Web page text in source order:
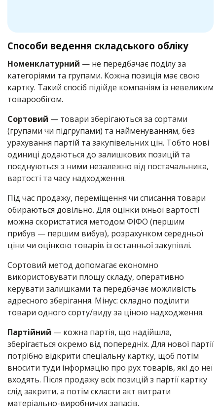
Способи ведення складського обліку
Номенклатурний — не передбачає поділу за
категоріями та групами. Кожна позиція має свою
картку. Такий спосіб підійде компаніям із невеликим
товарообігом.
Сортовий — товари зберігаються за сортами
(групами чи підгрупами) та найменуванням, без
урахування партій та закупівельних цін. Тобто нові
одиниці додаються до залишкових позицій та
поєднуються з ними незалежно від постачальника,
вартості та часу надходження.
Під час продажу, переміщення чи списання товари
обираються довільно. Для оцінки їхньої вартості
можна скористатися методом ФІФО (першим
прибув — першим вибув), розрахунком середньої
ціни чи оцінкою товарів із останньої закупівлі.
Сортовий метод допомагає економно
використовувати площу складу, оперативно
керувати залишками та передбачає можливість
адресного зберігання. Мінус: складно поділити
товари одного сорту/виду за ціною надходження.
Партійний — кожна партія, що надійшла,
зберігається окремо від попередніх. Для нової партії
потрібно відкрити спеціальну картку, щоб потім
вносити туди інформацію про рух товарів, які до неї
входять. Після продажу всіх позицій з партії картку
слід закрити, а потім скласти акт витрати
матеріально-виробничих запасів.